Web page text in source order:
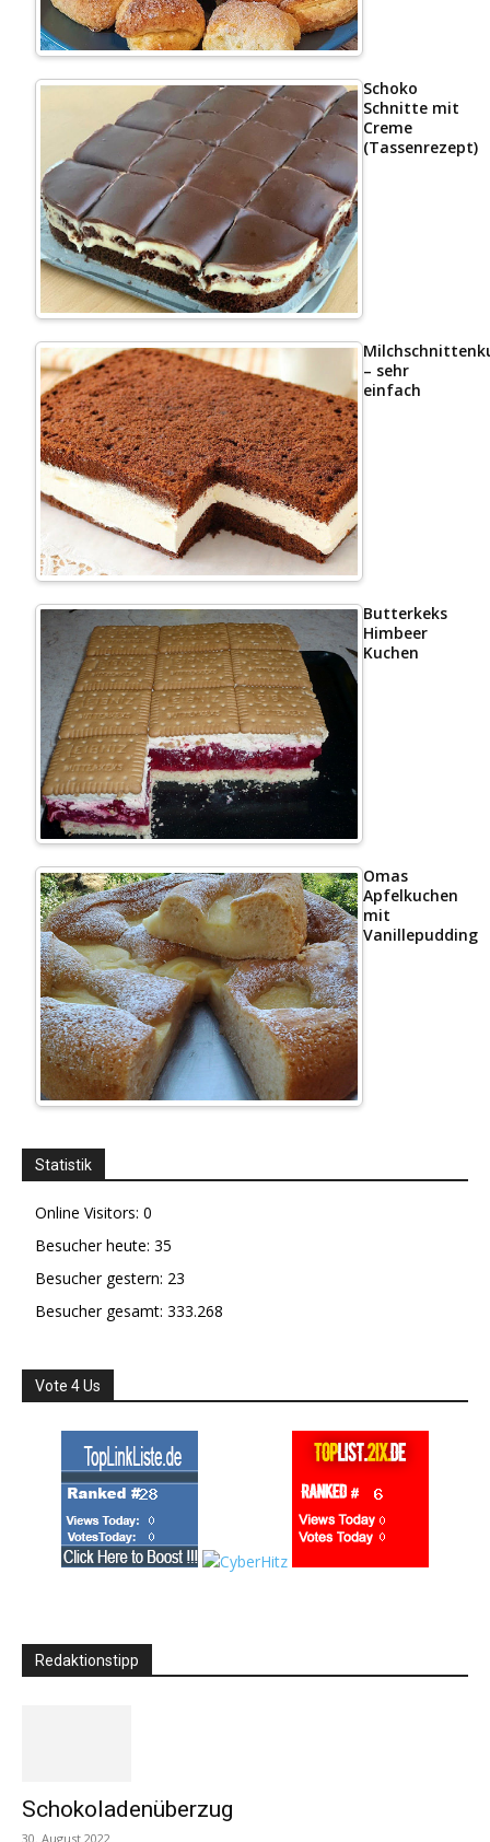
Schoko
Schnitte mit
Creme
(Tassenrezept)
– sehr
einfach
Butterkeks
Himbeer
Kuchen
Omas
Apfelkuchen
mit
Vanillepudding
Statistik
Online Visitors: 0
Besucher heute: 35
Besucher gestern: 23
Besucher gesamt: 333.268
Vote 4 Us
Redaktionstipp
Schokoladenüberzug
30. August 2022